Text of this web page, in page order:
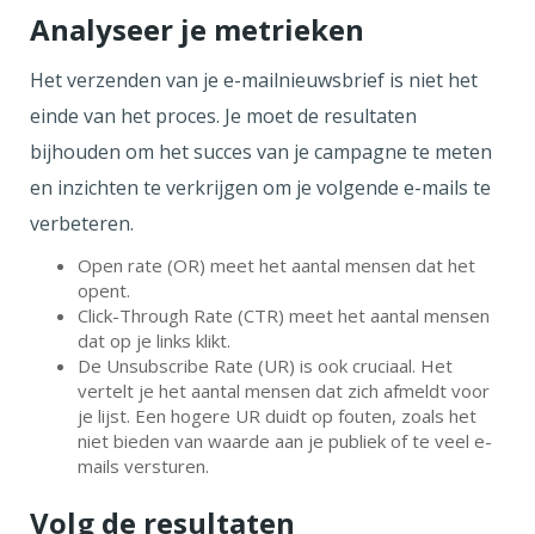
Analyseer je metrieken
Het verzenden van je e-mailnieuwsbrief is niet het
einde van het proces. Je moet de resultaten
bijhouden om het succes van je campagne te meten
en inzichten te verkrijgen om je volgende e-mails te
verbeteren.
Open rate (OR) meet het aantal mensen dat het
opent.
Click-Through Rate (CTR) meet het aantal mensen
dat op je links klikt.
De Unsubscribe Rate (UR) is ook cruciaal. Het
vertelt je het aantal mensen dat zich afmeldt voor
je lijst. Een hogere UR duidt op fouten, zoals het
niet bieden van waarde aan je publiek of te veel e-
mails versturen.
Volg de resultaten